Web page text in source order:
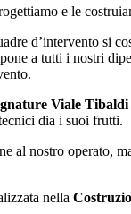
e le
d’intervento si
a tutti i nostri
Viale
dia i suoi frutti.
al nostro operato,
nella